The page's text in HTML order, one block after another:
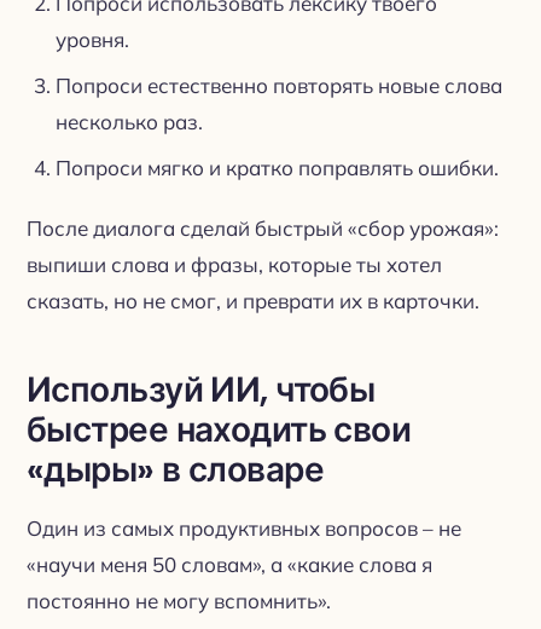
уровня.
Попроси естественно повторять новые слова
несколько раз.
Попроси мягко и кратко поправлять ошибки.
После диалога сделай быстрый «сбор урожая»:
выпиши слова и фразы, которые ты хотел
сказать, но не смог, и преврати их в карточки.
Используй ИИ, чтобы
быстрее находить свои
«дыры» в словаре
Один из самых продуктивных вопросов – не
«научи меня 50 словам», а «какие слова я
постоянно не могу вспомнить».